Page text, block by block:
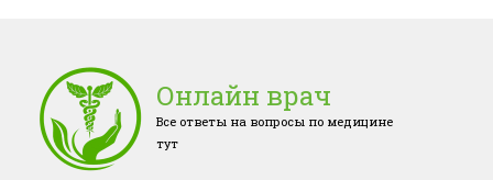
Онлайн врач
Все ответы на вопросы по медицине
тут